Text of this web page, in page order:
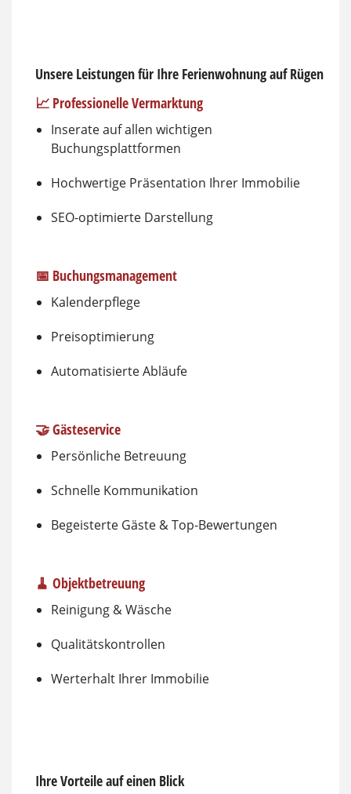
Unsere Leistungen für Ihre Ferienwohnung auf Rügen
📈 Professionelle Vermarktung
Inserate auf allen wichtigen
Buchungsplattformen
Hochwertige Präsentation Ihrer Immobilie
SEO-optimierte Darstellung
📅 Buchungsmanagement
Kalenderpflege
Preisoptimierung
Automatisierte Abläufe
🤝 Gästeservice
Persönliche Betreuung
Schnelle Kommunikation
Begeisterte Gäste & Top-Bewertungen
🧹 Objektbetreuung
Reinigung & Wäsche
Qualitätskontrollen
Werterhalt Ihrer Immobilie
Ihre Vorteile auf einen Blick